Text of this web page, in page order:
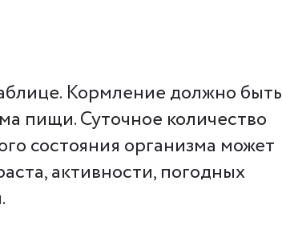
Кормление должно быть
пищи. Суточное количество
состояния организма может
активности, погодных